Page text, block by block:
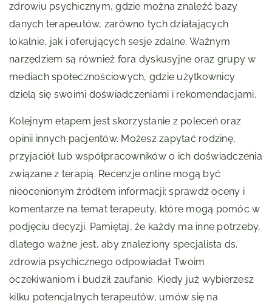
zdrowiu psychicznym, gdzie można znaleźć bazy
danych terapeutów, zarówno tych działających
lokalnie, jak i oferujących sesje zdalne. Ważnym
narzędziem są również fora dyskusyjne oraz grupy w
mediach społecznościowych, gdzie użytkownicy
dzielą się swoimi doświadczeniami i rekomendacjami.
Kolejnym etapem jest skorzystanie z poleceń oraz
opinii innych pacjentów. Możesz zapytać rodzinę,
przyjaciół lub współpracowników o ich doświadczenia
związane z terapią. Recenzje online mogą być
nieocenionym źródłem informacji; sprawdź oceny i
komentarze na temat terapeuty, które mogą pomóc w
podjęciu decyzji. Pamiętaj, że każdy ma inne potrzeby,
dlatego ważne jest, aby znaleziony specjalista ds.
zdrowia psychicznego odpowiadał Twoim
oczekiwaniom i budził zaufanie. Kiedy już wybierzesz
kilku potencjalnych terapeutów, umów się na